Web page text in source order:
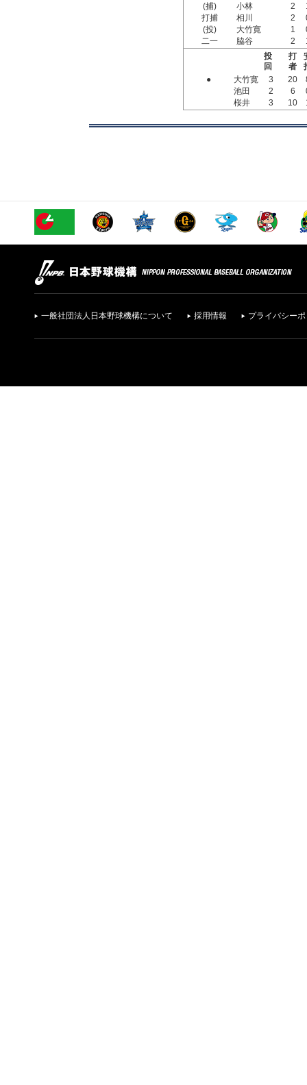
(捕)
小林 2
打捕
相川 2
(投)
大竹寛 1
二一
脇谷 2
投
回
打
者
●
大竹寛 3 20
池田
2 6
桜井
3 10
一般社団法人日本野球機構について 採用情報 プライバシー